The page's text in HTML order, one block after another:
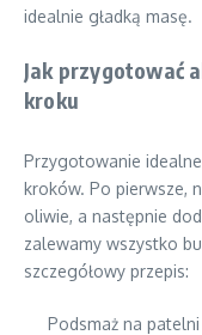
idealnie gładką masę.
Jak przygotować
kroku
Przygotowanie
kroków. Po pierwsze,
oliwie, a następnie
zalewamy wszystko
szczegółowy przepis:
Podsmaż na